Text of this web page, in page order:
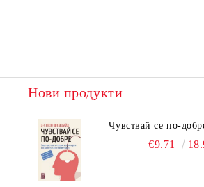
Нови продукти
Чувствай се по-
€9.71